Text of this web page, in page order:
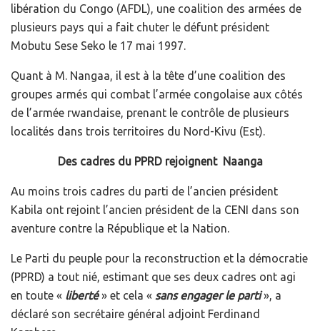
libération du Congo (AFDL), une coalition des armées de
plusieurs pays qui a fait chuter le défunt président
Mobutu Sese Seko le 17 mai 1997.
Quant à M. Nangaa, il est à la tête d’une coalition des
groupes armés qui combat l’armée congolaise aux côtés
de l’armée rwandaise, prenant le contrôle de plusieurs
localités dans trois territoires du Nord-Kivu (Est).
Des cadres du PPRD rejoignent Naanga
Au moins trois cadres du parti de l’ancien président
Kabila ont rejoint l’ancien président de la CENI dans son
aventure contre la République et la Nation.
Le Parti du peuple pour la reconstruction et la démocratie
(PPRD) a tout nié, estimant que ses deux cadres ont agi
en toute « liberté» et cela « sans engager le parti », a
déclaré son secrétaire général adjoint Ferdinand